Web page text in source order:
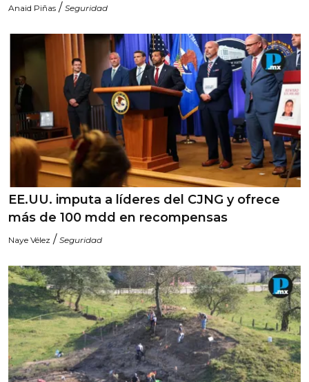
Anaid Piñas / Seguridad
EE.UU. imputa a líderes del CJNG y ofrece
más de 100 mdd en recompensas
Naye Vélez / Seguridad